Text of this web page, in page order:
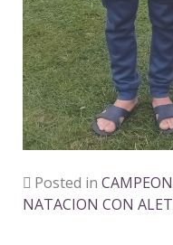
Posted in
NATACION CON